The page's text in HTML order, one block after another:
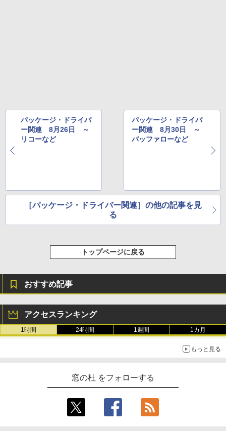
パッケージ・ドライバ
ー関連 8月26日 ～
リコーなど
パッケージ・ドライバ
ー関連 8月30日 ～
バッファローなど
［パッケージ・ドライバー関連］の他の記事を見
る
トップページに戻る
おすすめ記事
アクセスランキング
1時間 24時間 1週間 1カ月
もっと見る
窓の杜 をフォローする